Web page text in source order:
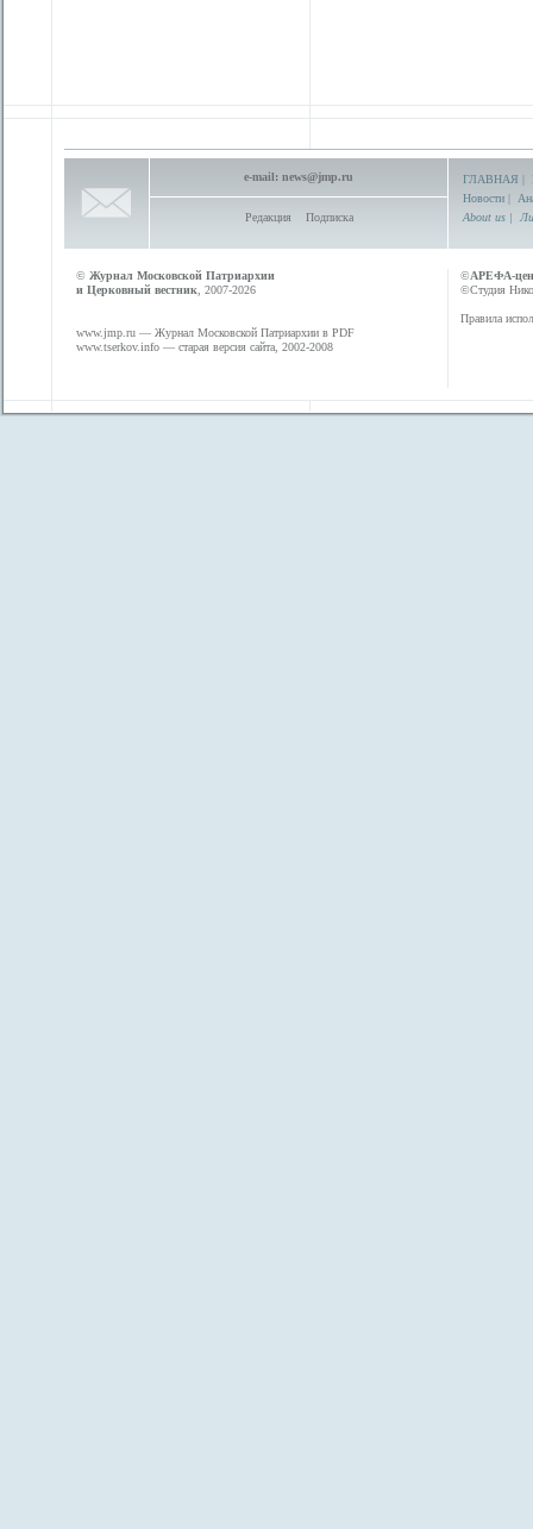
e-mail: news@jmp.ru
Редакция Подписка
ГЛАВНАЯ |
Новости |
About us |
© Журнал Московской Патриархии
и Церковный вестник , 2007-2026
www.jmp.ru — Журнал Московской Патриархии в PDF
www.tserkov.info — старая версия сайта, 2002-2008
©АРЕФА-
©Студия
Правила